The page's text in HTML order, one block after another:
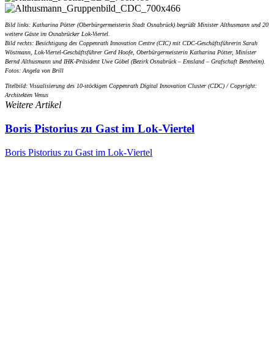
Bild links: Katharina Pötter (Oberbürgermeisterin Stadt Osnabrück) begrüßt Minister Althusmann und 20
weitere Gäste im Osnabrücker Lok-Viertel.
Bild rechts: Besichtigung des Coppenrath Innovation Centre (CIC) mit CDC-Geschäftsführerin Sarah
Wöstmann, Lok-Viertel-Geschäftsführer Gerd Hoofe, Oberbürgermeisterin Katharina Pötter, Minister
Bernd Althusmann und IHK-Präsident Uwe Göbel (Bezirk Osnabrück – Emsland – Grafschaft Bentheim).
Fotos: Angela von Brill
Titelbild: Visualisierung des 10-stöckigen Coppenrath Digital Innovation Cluster (CDC) / Copyright:
Architekten Venus
Weitere Artikel
Boris Pistorius zu Gast im Lok-Viertel
Boris Pistorius zu Gast im Lok-Viertel